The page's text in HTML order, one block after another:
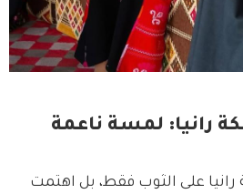
رانيا: لمسة ناعمة
رانيا على الثوب فقط، بل اهتمت